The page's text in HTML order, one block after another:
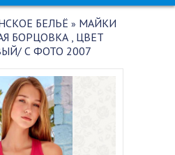
БЕЛЬЁ » МАЙКИ
БОРЦОВКА , ЦВЕТ
С ФОТО 2007